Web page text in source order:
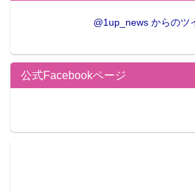
@1up_news からのツ
公式Facebookページ